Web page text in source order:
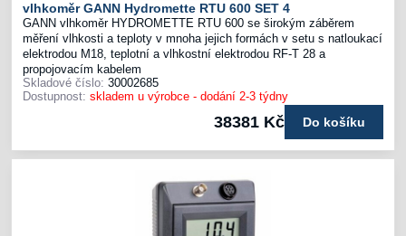
vlhkoměr GANN Hydromette RTU 600 SET 4
GANN vlhkoměr HYDROMETTE RTU 600 se širokým záběrem
měření vlhkosti a teploty v mnoha jejich formách v setu s natloukací
elektrodou M18, teplotní a vlhkostní elektrodou RF-T 28 a
propojovacím kabelem
Skladové číslo: 30002685
Dostupnost: skladem u výrobce - dodání 2-3 týdny
38381 Kč Do košíku